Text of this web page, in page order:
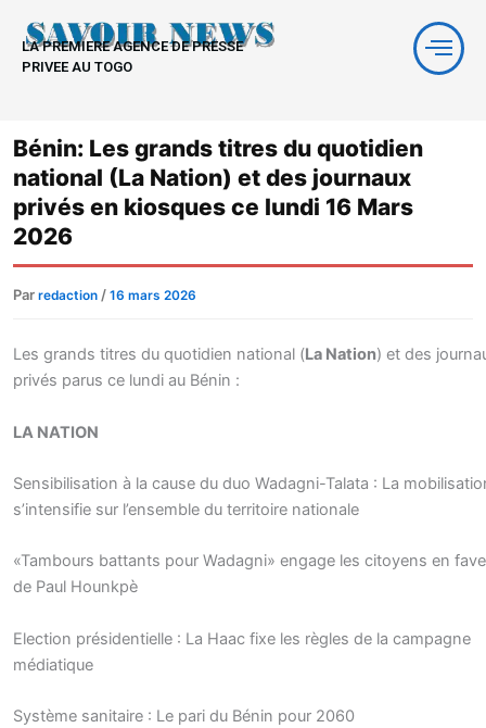
contenu
LA PREMIERE AGENCE DE PRESSE
PRIVEE AU TOGO
Bénin: Les grands titres du quotidien
national (La Nation) et des journaux
privés en kiosques ce lundi 16 Mars
2026
Par redaction / 16 mars 2026
Les grands titres du quotidien national (La Nation) et des
privés parus ce lundi au Bénin :
LA NATION
Sensibilisation à la cause du duo Wadagni-Talata : La
s’intensifie sur l’ensemble du territoire nationale
«Tambours battants pour Wadagni» engage les citoyens en
de Paul Hounkpè
Election présidentielle : La Haac fixe les règles de la campagne
médiatique
Système sanitaire : Le pari du Bénin pour 2060